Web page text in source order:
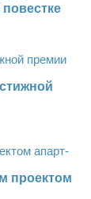
проектом